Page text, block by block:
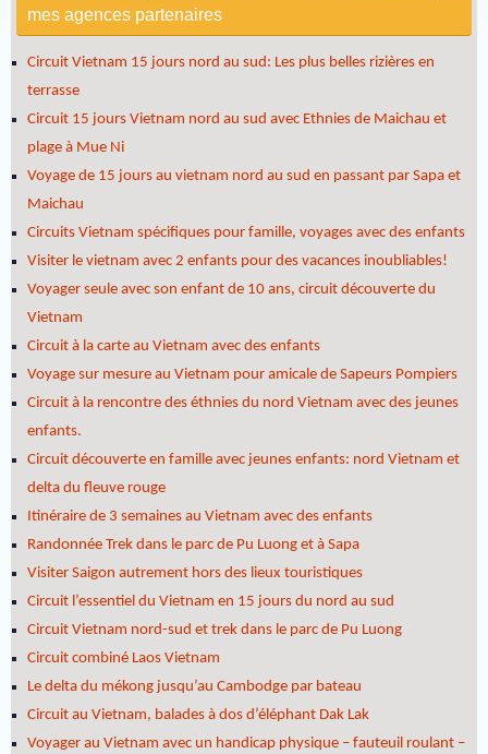
mes agences partenaires
Circuit Vietnam 15 jours nord au sud: Les plus belles rizières en
terrasse
Circuit 15 jours Vietnam nord au sud avec Ethnies de Maichau et
plage à Mue Ni
Voyage de 15 jours au vietnam nord au sud en passant par Sapa et
Maichau
Circuits Vietnam spécifiques pour famille, voyages avec des enfants
Visiter le vietnam avec 2 enfants pour des vacances inoubliables!
Voyager seule avec son enfant de 10 ans, circuit découverte du
Vietnam
Circuit à la carte au Vietnam avec des enfants
Voyage sur mesure au Vietnam pour amicale de Sapeurs Pompiers
Circuit à la rencontre des éthnies du nord Vietnam avec des jeunes
enfants.
Circuit découverte en famille avec jeunes enfants: nord Vietnam et
delta du fleuve rouge
Itinéraire de 3 semaines au Vietnam avec des enfants
Randonnée Trek dans le parc de Pu Luong et à Sapa
Visiter Saigon autrement hors des lieux touristiques
Circuit l’essentiel du Vietnam en 15 jours du nord au sud
Circuit Vietnam nord-sud et trek dans le parc de Pu Luong
Circuit combiné Laos Vietnam
Le delta du mékong jusqu’au Cambodge par bateau
Circuit au Vietnam, balades à dos d’éléphant Dak Lak
Voyager au Vietnam avec un handicap physique – fauteuil roulant –